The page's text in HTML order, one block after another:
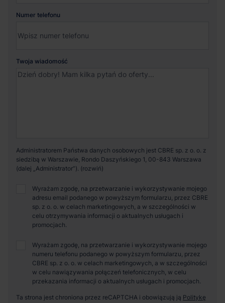
Numer telefonu
Twoja wiadomość
Administratorem Państwa danych osobowych jest CBRE sp. z o. o. z
siedzibą w Warszawie, Rondo Daszyńskiego 1, 00-843 Warszawa
(dalej „Administrator”).
Wyrażam zgodę, na przetwarzanie i wykorzystywanie mojego
adresu email podanego w powyższym formularzu, przez CBRE
sp. z o. o. w celach marketingowych, a w szczególności w
celu otrzymywania informacji o aktualnych usługach i
promocjach.
Wyrażam zgodę, na przetwarzanie i wykorzystywanie mojego
numeru telefonu podanego w powyższym formularzu, przez
CBRE sp. z o. o. w celach marketingowych, a w szczególności
w celu nawiązywania połączeń telefonicznych, w celu
przekazania informacji o aktualnych usługach i promocjach.
Ta strona jest chroniona przez reCAPTCHA i obowiązują ją Politykę